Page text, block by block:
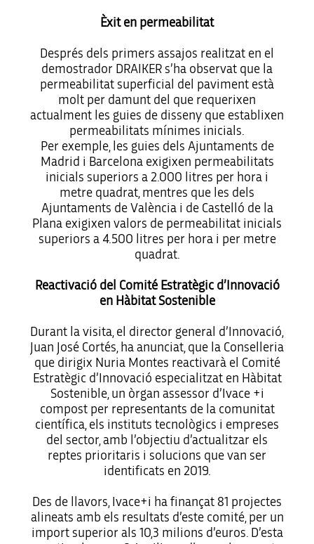
Èxit en permeabilitat
Després dels primers assajos realitzat en el
demostrador DRAIKER s’ha observat que la
permeabilitat superficial del paviment està
molt per damunt del que requerixen
actualment les guies de disseny que establixen
permeabilitats mínimes inicials.
Per exemple, les guies dels Ajuntaments de
Madrid i Barcelona exigixen permeabilitats
inicials superiors a 2.000 litres per hora i
metre quadrat, mentres que les dels
Ajuntaments de València i de Castelló de la
Plana exigixen valors de permeabilitat inicials
superiors a 4.500 litres per hora i per metre
quadrat.
Reactivació del Comité Estratègic d’Innovació
en Hàbitat Sostenible
Durant la visita, el director general d’Innovació,
Juan José Cortés, ha anunciat, que la Conselleria
que dirigix Nuria Montes reactivarà el Comité
Estratègic d’Innovació especialitzat en Hàbitat
Sostenible, un òrgan assessor d’Ivace +i
compost per representants de la comunitat
científica, els instituts tecnològics i empreses
del sector, amb l’objectiu d’actualitzar els
reptes prioritaris i solucions que van ser
identificats en 2019.
Des de llavors, Ivace+i ha finançat 81 projectes
alineats amb els resultats d’este comité, per un
import superior als 10,3 milions d’euros. D’esta